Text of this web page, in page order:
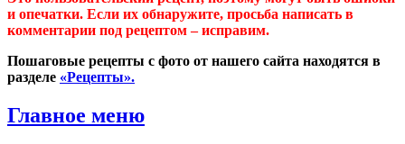
и опечатки. Если их обнаружите, просьба написать в
комментарии под рецептом – исправим.
Пошаговые рецепты с фото от нашего сайта находятся в
разделе «Рецепты».
Главное меню